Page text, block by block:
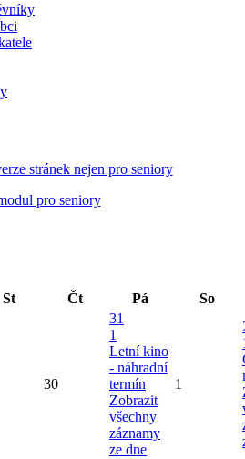
stránek nejen pro seniory
St Čt Pá So
30
31
1
Letní kino
- náhradní
termín
Zobrazit
všechny
záznamy
ze dne
1